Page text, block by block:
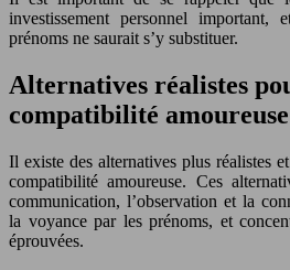
investissement personnel
prénoms ne saurait s’y substituer.
Alternatives réalistes
compatibilité amoureuse
Il existe des alternatives plus réalistes
compatibilité amoureuse. Ces
communication, l’observation et la
la voyance par les prénoms, et
éprouvées.